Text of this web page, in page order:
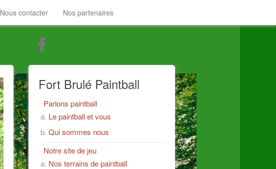
Nous contacter Nos partenaires
Fort Brulé Paintball
Parlons paintball
Le paintball et vous
Qui sommes nous
Notre site de jeu
Nos terrains de paintball